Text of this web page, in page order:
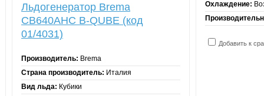
Льдогенератор Brema
CB640AHC B-QUBE (код
01/4031)
Производитель: Brema
Страна производитель: Италия
Вид льда: Кубики
Охлаждение:
Добавить к